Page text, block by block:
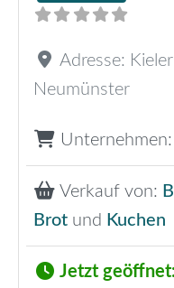
Adresse:
Neumünster
Unternehmen:
Verkauf von:
Brot und Kuchen
Jetzt geöffnet: